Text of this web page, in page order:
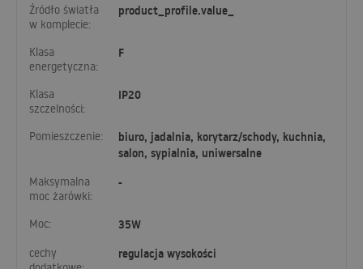
Źródło światła
w komplecie:
product_profile.value_
Klasa
energetyczna:
F
Klasa
szczelności:
IP20
Pomieszczenie:
biuro, jadalnia, korytarz/schody, kuchnia,
salon, sypialnia, uniwersalne
Maksymalna
moc żarówki:
-
Moc: 35W
cechy
regulacja wysokości